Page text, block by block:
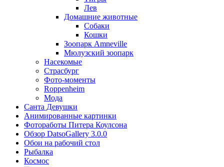
Лев
Домашние животные
Собаки
Кошки
Зоопарк Amneville
Мюлузский зоопарк
Насекомые
Страсбург
Фото-моменты
Roppenheim
Мода
Санта Девушки
Aнимированные картинки
Фотоработы Питера Коулсона
Обзор DatsoGallery 3.0.0
Обои на рабочий стол
Рыбалка
Космос